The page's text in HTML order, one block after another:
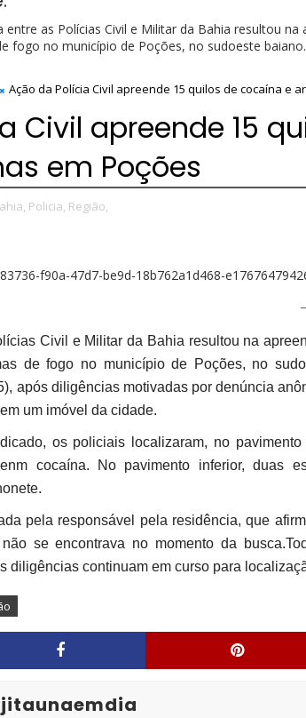
as Polícias Civil e Militar da Bahia resultou
fogo no município de Poções, no sudoeste
Ação da Polícia Civil apreende 15 quilos de cocaína e
Civil apreende 15
em Poções
Policia, Região,
Civil e Militar da Bahia resultou na
de fogo no município de Poções, no
após diligências motivadas por denúncia
um imóvel da cidade.
os policiais localizaram, no
cocaína. No pavimento inferior, duas
pela responsável pela residência, que
se encontrava no momento da
diligências continuam em curso para